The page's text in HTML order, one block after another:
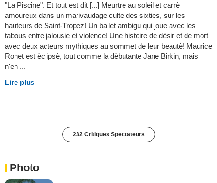
"La Piscine". Et tout est dit [...] Meurtre au soleil et carrè
amoureux dans un marivaudage culte des sixties, sur les
hauteurs de Saint-Tropez! Un ballet ambigu qui joue avec les
tabous entre jalousie et violence! Une histoire de dèsir et de mort
avec deux acteurs mythiques au sommet de leur beautè! Maurice
Ronet est èclipsè, tout comme la dèbutante Jane Birkin, mais
n'en ...
Lire plus
232 Critiques Spectateurs
Photo